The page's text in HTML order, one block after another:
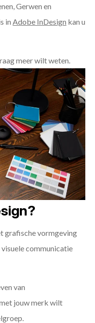
Gerwen en
in Adobe InDesign kan u
meer wilt weten.
grafische vormgeving
communicatie
van
jouw merk wilt